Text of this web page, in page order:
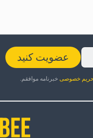
عضویت کنید
خصوصیخبرنامه موافقم.